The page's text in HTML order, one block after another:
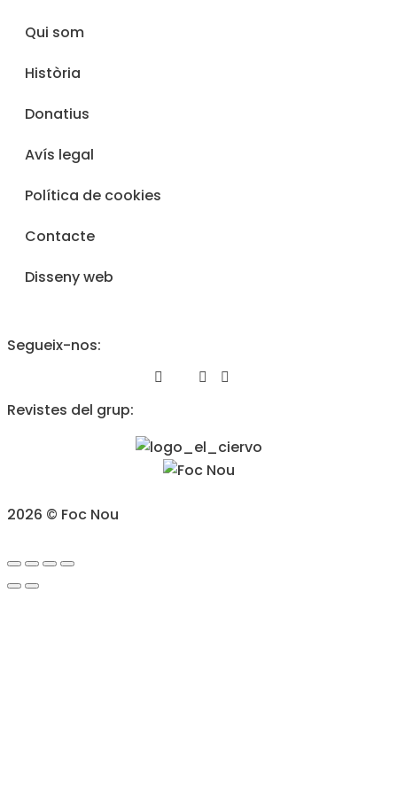
Qui som
Història
Donatius
Avís legal
Política de cookies
Contacte
Disseny web
Segueix-nos:
Revistes del grup:
2026 © Foc Nou